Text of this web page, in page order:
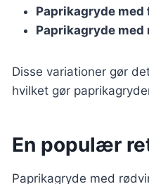
Paprikagryde med
Paprikagryde med
Disse variationer gør
hvilket gør
En populær
Paprikagryde med